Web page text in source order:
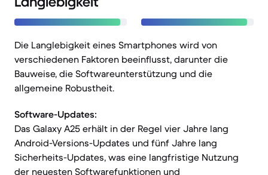
Die Langlebigkeit eines Smartphones wird von
verschiedenen Faktoren beeinflusst, darunter die
Bauweise, die Softwareunterstützung und die
allgemeine Robustheit.
Software-Updates:
Das Galaxy A25 erhält in der Regel vier Jahre lang
Android-Versions-Updates und fünf Jahre lang
Sicherheits-Updates, was eine langfristige Nutzung
der neuesten Softwarefunktionen und